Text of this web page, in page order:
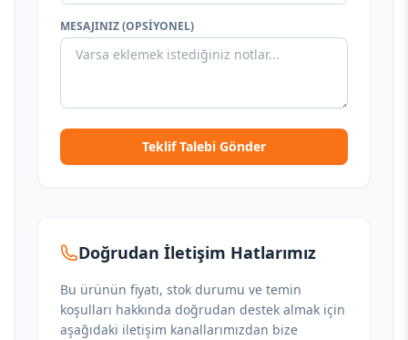
MESAJINIZ (OPSIYONEL)
Teklif Talebi Gönder
Doğrudan İletişim Hatlarımız
Bu ürünün fiyatı, stok durumu ve temin
koşulları hakkında doğrudan destek almak için
aşağıdaki iletişim kanallarımızdan bize